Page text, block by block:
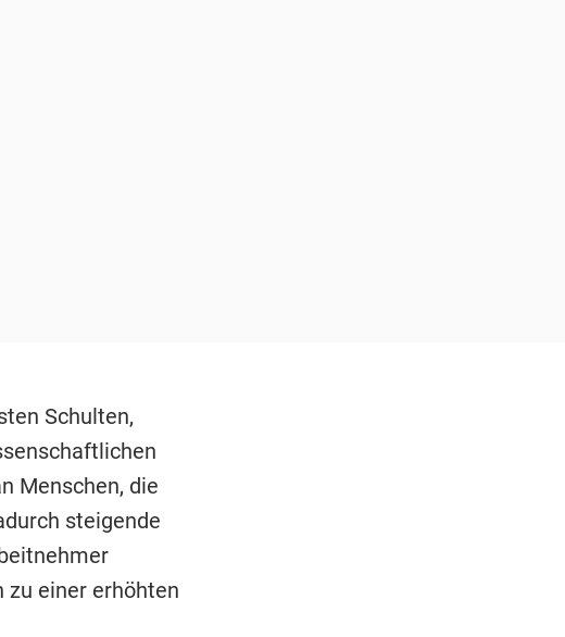
Schulten,
Menschen, die
steigende
einer erhöhten